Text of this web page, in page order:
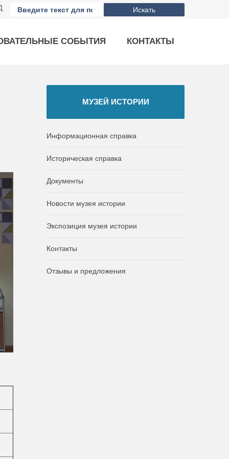
Искать
СОБЫТИЯ КОНТАКТЫ
МУЗЕЙ ИСТОРИИ
Информационная справка
Историческая справка
Документы
Новости музея истории
Экспозиция музея истории
Контакты
Отзывы и предложения